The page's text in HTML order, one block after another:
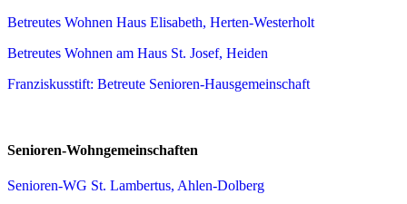
Betreutes Wohnen Haus Elisabeth, Herten-Westerholt
Betreutes Wohnen am Haus St. Josef, Heiden
Franziskusstift: Betreute Senioren-Hausgemeinschaft
Senioren-Wohngemeinschaften
Senioren-WG St. Lambertus, Ahlen-Dolberg